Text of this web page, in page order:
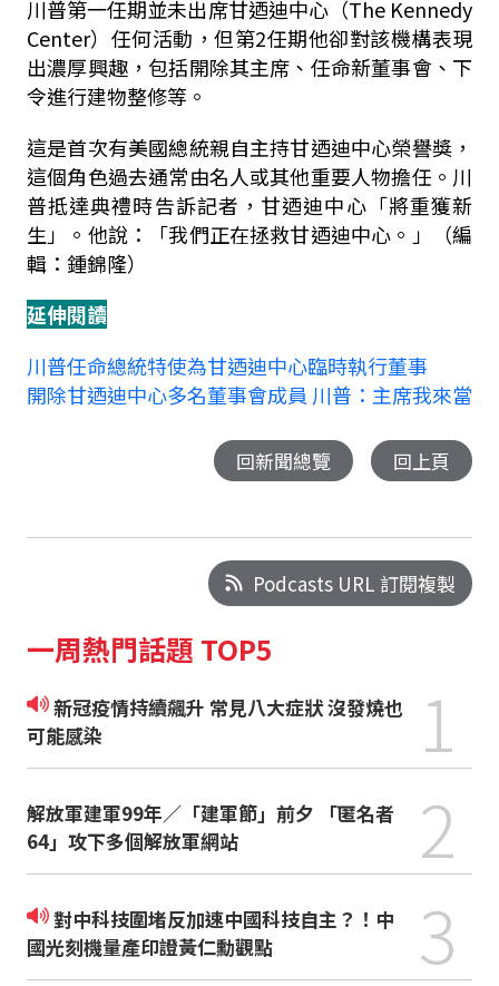
川普第一任期並未出席甘迺迪中心（The Kennedy
Center）任何活動，但第2任期他卻對該機構表現
出濃厚興趣，包括開除其主席、任命新董事會、下
令進行建物整修等。
這是首次有美國總統親自主持甘迺迪中心榮譽獎，
這個角色過去通常由名人或其他重要人物擔任。川
普抵達典禮時告訴記者，甘迺迪中心「將重獲新
生」。他說：「我們正在拯救甘迺迪中心。」（編
輯：鍾錦隆）
延伸閱讀
川普任命總統特使為甘迺迪中心臨時執行董事
開除甘迺迪中心多名董事會成員 川普：主席我來當
回新聞總覽 回上頁
Podcasts URL 訂閱複製
一周熱門話題 TOP5
新冠疫情持續飆升 常見八大症狀 沒發燒也
可能感染
1
解放軍建軍99年／「建軍節」前夕 「匿名者
64」攻下多個解放軍網站
2
對中科技圍堵反加速中國科技自主？！中
國光刻機量產印證黃仁勳觀點
3